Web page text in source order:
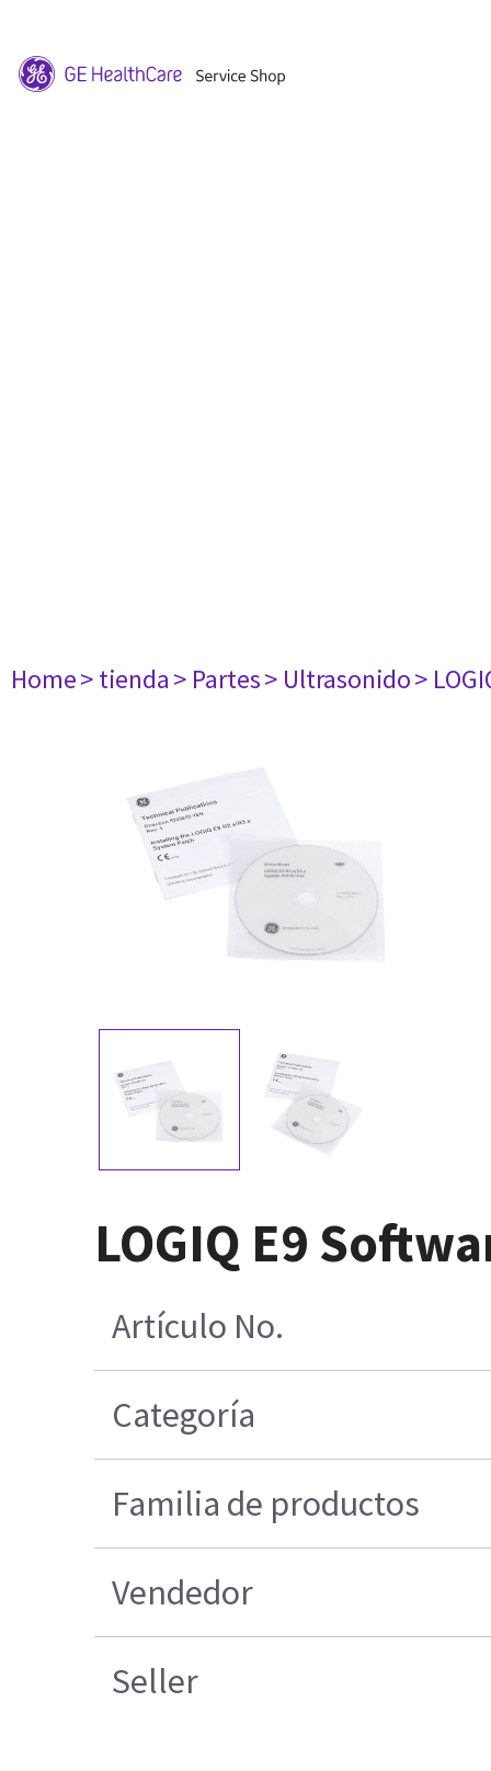
Home> tienda> Partes> Ultrasonido>
LOGIQ E9
Artículo No.
Categoría
Familia de productos
Vendedor
Seller